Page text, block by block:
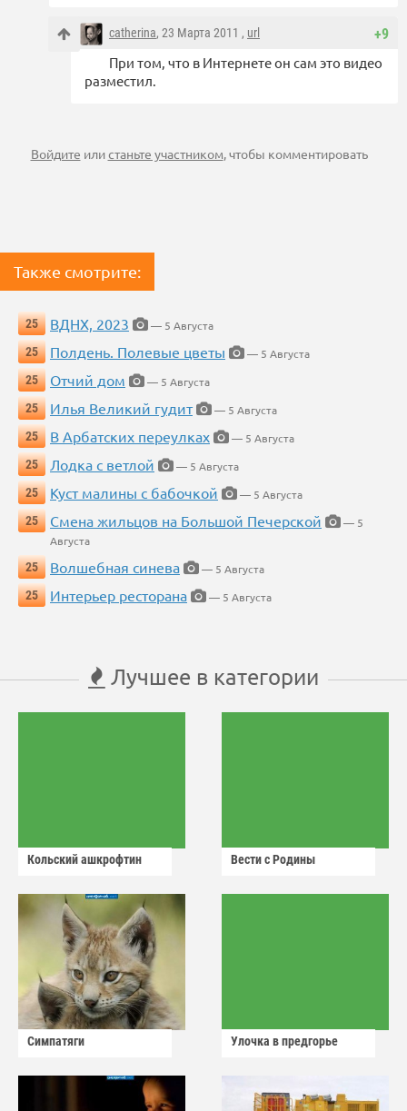
+9
catherina, 23 Марта 2011 , url
При том, что в Интернете он сам это видео
разместил.
Войдите илистаньте участником, чтобы комментировать
Также смотрите:
25 ВДНХ, 2023
— 5 Августа
25
Полдень. Полевые цветы
— 5 Августа
25
Отчий дом
— 5 Августа
25
Илья Великий гудит
— 5 Августа
25
В Арбатских переулках
— 5 Августа
25
Лодка с ветлой
— 5 Августа
25
Куст малины с бабочкой
— 5 Августа
25
Смена жильцов на Большой Печерской
— 5
Августа
25
Волшебная синева
— 5 Августа
25
Интерьер ресторана — 5 Августа
Лучшее в категории
Кольский ашкрофтин Вести с Родины
Симпатяги Улочка в предгорье